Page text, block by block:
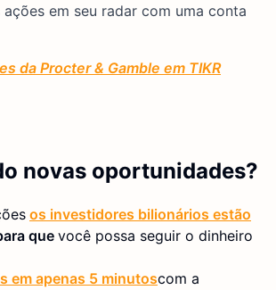
em seu radar com uma conta
da Procter & Gamble em TIKR
novas oportunidades?
os investidores bilionários estão
quevocê possa seguir o dinheiro
em apenas 5 minutoscom a